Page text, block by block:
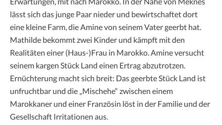
lässt sich das junge Paar nieder und bewirtschaftet dort
eine kleine Farm, die Amine von seinem Vater geerbt hat.
Mathilde bekommt zwei Kinder und kämpft mit den
Realitäten einer (Haus-)Frau in Marokko. Amine versucht
seinem kargen Stück Land einen Ertrag abzutrotzen.
Ernüchterung macht sich breit: Das geerbte Stück Land ist
unfruchtbar und die „Mischehe“ zwischen einem
Marokkaner und einer Französin löst in der Familie und der
Gesellschaft Irritationen aus.